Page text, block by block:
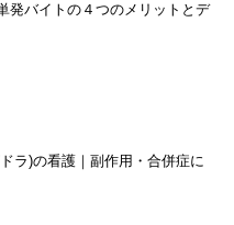
発バイトの４つのメリットとデ
ラ)の看護｜副作用・合併症に